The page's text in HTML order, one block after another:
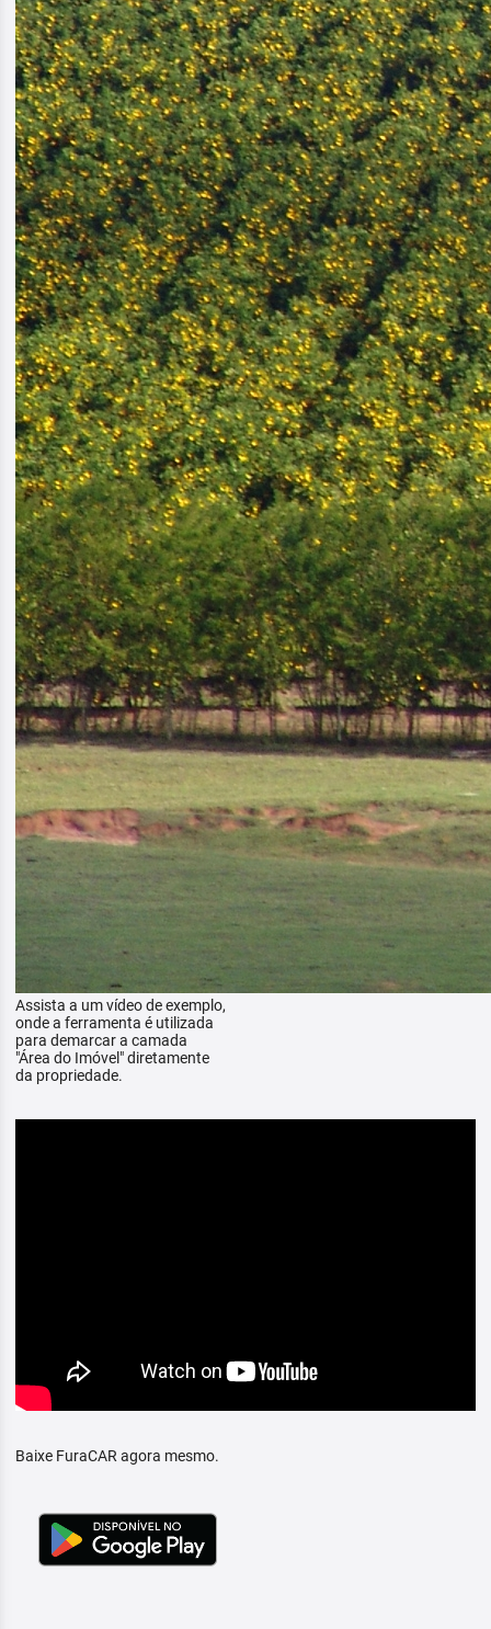
Assista a um vídeo de exemplo,
onde a ferramenta é utilizada
para demarcar a camada
"Área do Imóvel" diretamente
da propriedade.
Baixe FuraCAR agora mesmo.